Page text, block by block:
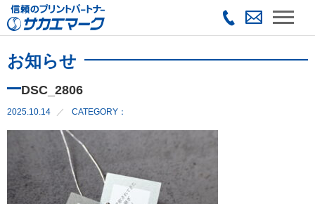
お知らせ
DSC_2806
2025.10.14 CATEGORY：